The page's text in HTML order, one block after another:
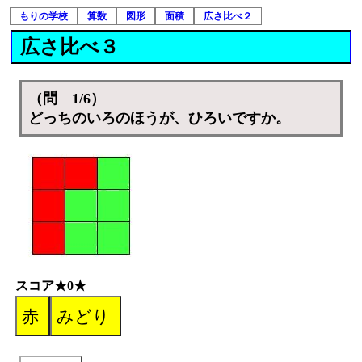
もりの学校 算数 図形 面積 広さ比べ２
広さ比べ３
（問 1/6）
どっちのいろのほうが、ひろいですか。
スコア★0★